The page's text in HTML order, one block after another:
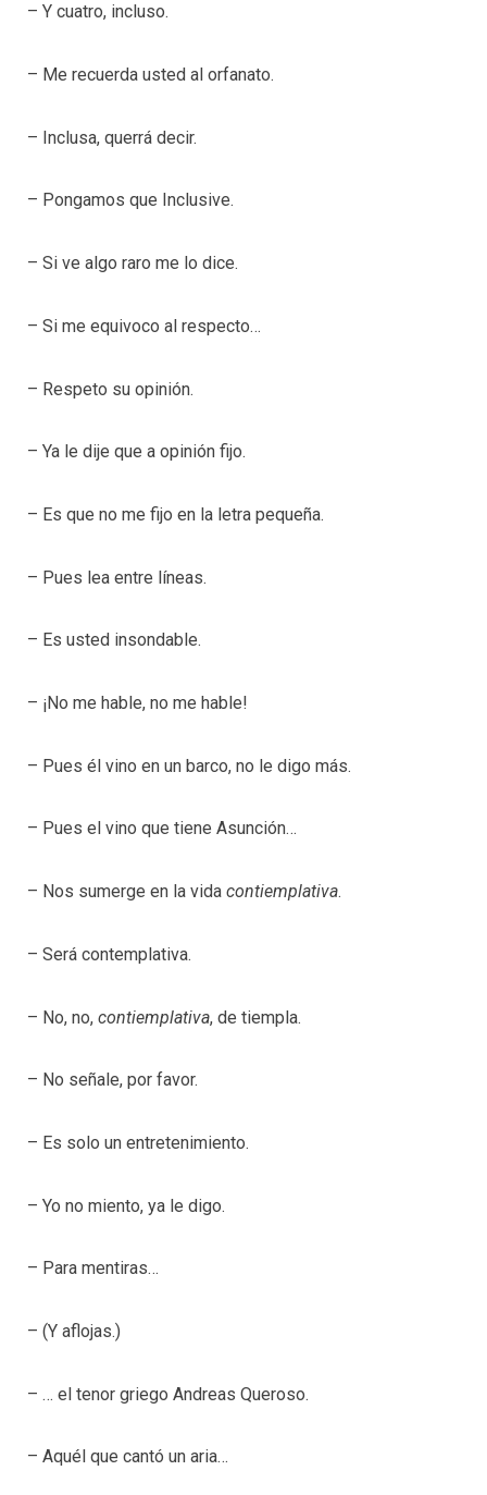
– Y cuatro, incluso.
– Me recuerda usted al orfanato.
– Inclusa, querrá decir.
– Pongamos que Inclusive.
– Si ve algo raro me lo dice.
– Si me equivoco al respecto…
– Respeto su opinión.
– Ya le dije que a opinión fijo.
– Es que no me fijo en la letra pequeña.
– Pues lea entre líneas.
– Es usted insondable.
– ¡No me hable, no me hable!
– Pues él vino en un barco, no le digo más.
– Pues el vino que tiene Asunción…
– Nos sumerge en la vida contiemplativa.
– Será contemplativa.
– No, no, contiemplativa, de tiempla.
– No señale, por favor.
– Es solo un entretenimiento.
– Yo no miento, ya le digo.
– Para mentiras…
– (Y aflojas.)
– … el tenor griego Andreas Queroso.
– Aquél que cantó un aria…